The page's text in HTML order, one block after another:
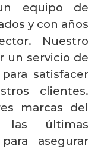
equipo de
y con años
Nuestro
un servicio de
satisfacer
clientes.
marcas del
las últimas
asegurar